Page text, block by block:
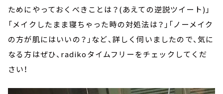
ためにやっておくべきことは？(あえての逆説ツイート)」
「メイクしたまま寝ちゃった時の対処法は？」「ノーメイク
の方が肌にはいいの？」など、詳しく伺いましたので、気に
なる方はぜひ、radikoタイムフリーをチェックしてくだ
さい！